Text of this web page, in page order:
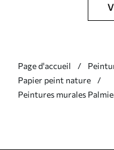
Page d'accueil
Papier peint nature
Peintures murales